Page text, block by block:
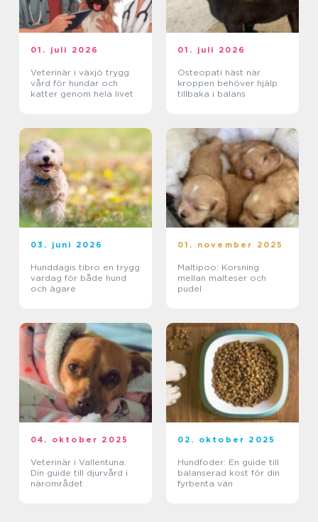
01. juli 2026
Veterinär i växjö trygg
vård för hundar och
katter genom hela livet
01. juli 2026
Osteopati häst när
kroppen behöver hjälp
tillbaka i balans
03. juni 2026
Hunddagis tibro en trygg
vardag för både hund
och ägare
01. november 2025
Maltipoo: Korsning
mellan malteser och
pudel
04. oktober 2025
Veterinär i Vallentuna:
Din guide till djurvård i
närområdet
02. oktober 2025
Hundfoder: En guide till
balanserad kost för din
fyrbenta vän